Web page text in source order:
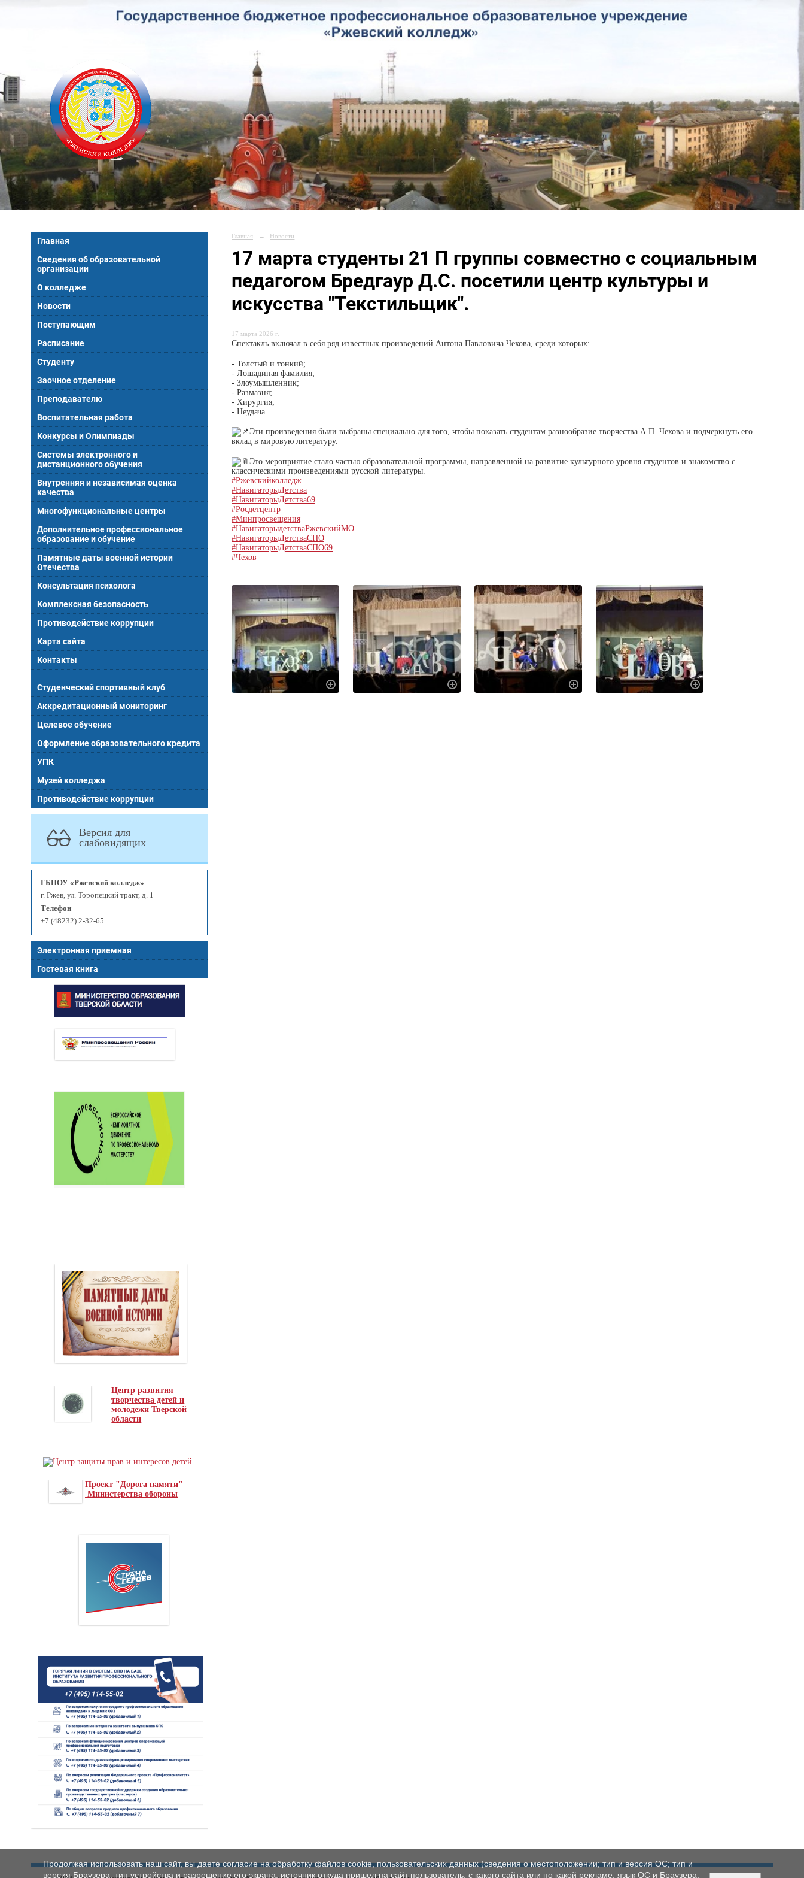
Главная
Сведения об образовательной
организации
О колледже
Новости
Поступающим
Расписание
Студенту
Заочное отделение
Преподавателю
Воспитательная работа
Конкурсы и Олимпиады
Системы электронного и
дистанционного обучения
Внутренняя и независимая оценка
качества
Многофункциональные центры
Дополнительное профессиональное
образование и обучение
Памятные даты военной истории
Отечества
Консультация психолога
Комплексная безопасность
Противодействие коррупции
Карта сайта
Контакты
Студенческий спортивный клуб
Аккредитационный мониторинг
Целевое обучение
Оформление образовательного кредита
УПК
Музей колледжа
Противодействие коррупции
Версия для
слабовидящих
ГБПОУ «Ржевский колледж»
г. Ржев, ул. Торопецкий тракт, д. 1
Телефон
+7 (48232) 2-32-65
Электронная приемная
Гостевая книга
Центр развития
творчества детей и
молодежи Тверской
области
Проект "Дорога памяти"
Министерства обороны
Главная → Новости
17 марта студенты 21 П группы совместно с социальным
педагогом Бредгаур Д.С. посетили центр культуры и
искусства "Текстильщик".
17 марта 2026 г.
Спектакль включал в себя ряд известных произведений Антона Павловича Чехова, среди которых:
- Толстый и тонкий;
- Лошадиная фамилия;
- Злоумышленник;
- Размазня;
- Хирургия;
- Неудача.
Эти произведения были выбраны специально для того, чтобы показать студентам разнообразие творчества А.П. Чехова и подчеркнуть его
вклад в мировую литературу.
Это мероприятие стало частью образовательной программы, направленной на развитие культурного уровня студентов и знакомство с
классическими произведениями русской литературы.
#Ржевскийколледж
#НавигаторыДетства
#НавигаторыДетства69
#Росдетцентр
#Минпросвещения
#НавигаторыдетстваРжевскийМО
#НавигаторыДетстваСПО
#НавигаторыДетстваСПО69
#Чехов
Продолжая использовать наш сайт, вы даете согласие на обработку файлов cookie, пользовательских данных (сведения о местоположении; тип и версия ОС; тип и
версия Браузера; тип устройства и разрешение его экрана; источник откуда пришел на сайт пользователь; с какого сайта или по какой рекламе; язык ОС и Браузера;